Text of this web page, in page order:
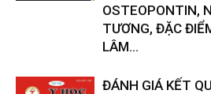
OSTEOPONTIN,
TƯƠNG, ĐẶC
LÂM...
ĐÁNH GIÁ KẾT